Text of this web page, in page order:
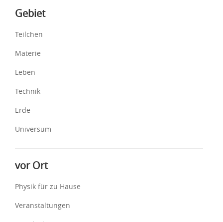
Inhalte
Gebiet
Teilchen
Materie
Leben
Technik
Erde
Universum
vor Ort
Physik für zu Hause
Veranstaltungen